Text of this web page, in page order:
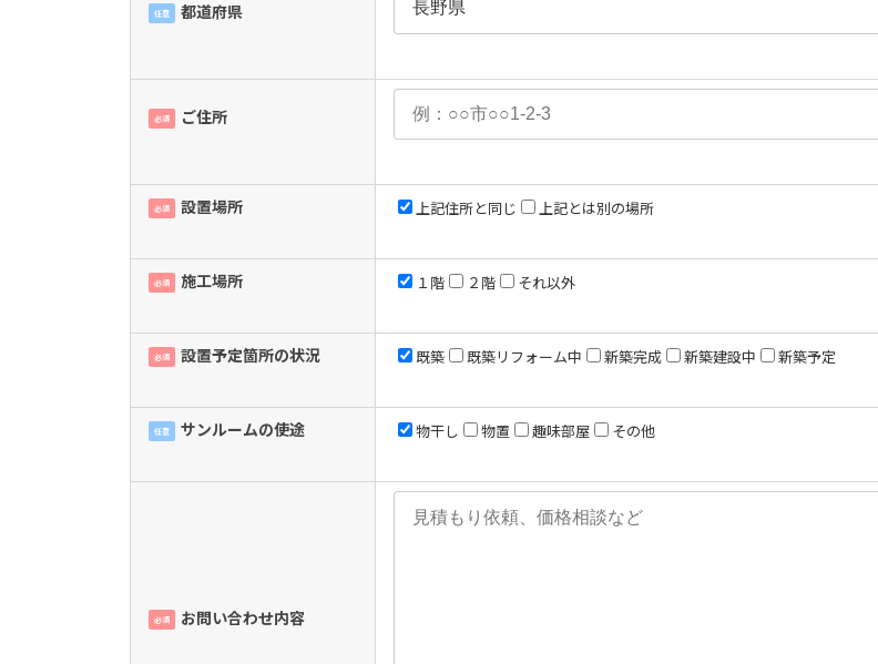
任意 都道府県
必須 ご住所
必須 設置場所 上記住所と同じ 上記とは別の場所
必須 施工場所 １階 ２階 それ以外
必須 設置予定箇所の状況 既築 既築リフォーム中 新築完成 新築建設中 新築予定
任意 サンルームの使途 物干し 物置 趣味部屋 その他
必須 お問い合わせ内容